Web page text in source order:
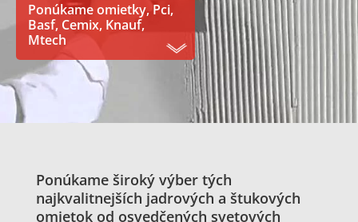
Ponúkame omietky, Pci,
Basf, Cemix, Knauf,
Mtech
Ponúkame široký výber tých
najkvalitnejších jadrových a štukových
omietok od osvedčených svetových